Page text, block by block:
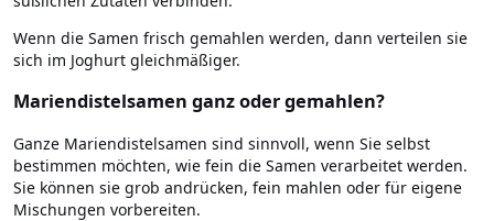
Wenn die Samen frisch gemahlen werden, dann verteilen sie
sich im Joghurt gleichmäßiger.
Mariendistelsamen ganz oder gemahlen?
Ganze Mariendistelsamen sind sinnvoll, wenn Sie selbst
bestimmen möchten, wie fein die Samen verarbeitet werden.
Sie können sie grob andrücken, fein mahlen oder für eigene
Mischungen vorbereiten.